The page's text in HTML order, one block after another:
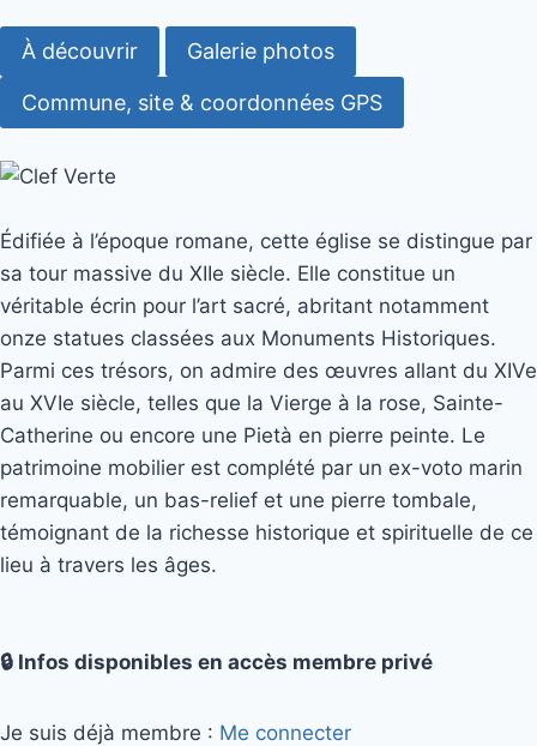
À découvrir Galerie photos
Commune, site & coordonnées GPS
Édifiée à l’époque romane, cette église se distingue par
sa tour massive du XIIe siècle. Elle constitue un
véritable écrin pour l’art sacré, abritant notamment
onze statues classées aux Monuments Historiques.
Parmi ces trésors, on admire des œuvres allant du XIVe
au XVIe siècle, telles que la Vierge à la rose, Sainte-
Catherine ou encore une Pietà en pierre peinte. Le
patrimoine mobilier est complété par un ex-voto marin
remarquable, un bas-relief et une pierre tombale,
témoignant de la richesse historique et spirituelle de ce
lieu à travers les âges.
🔒 Infos disponibles en accès membre privé
Je suis déjà membre : Me connecter